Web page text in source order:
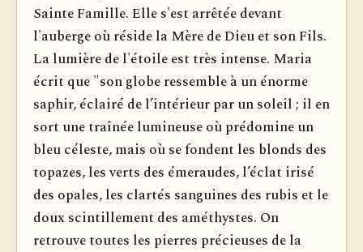
Sainte Famille. Elle s'est arrêtée devant
l'auberge où réside la Mère de Dieu et son Fils.
La lumière de l'étoile est très intense. Maria
écrit que "son globe ressemble à un énorme
saphir, éclairé de l’intérieur par un soleil ; il en
sort une traînée lumineuse où prédomine un
bleu céleste, mais où se fondent les blonds des
topazes, les verts des émeraudes, l’éclat irisé
des opales, les clartés sanguines des rubis et le
doux scintillement des améthystes. On
retrouve toutes les pierres précieuses de la